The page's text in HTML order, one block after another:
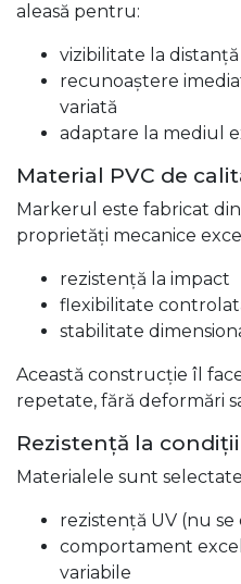
aleasă pentru:
vizibilitate la distanță
recunoaștere
variată
adaptare la mediul
Material PVC de
Markerul este fabricat din
proprietăți mecanice
rezistență la impact
flexibilitate
stabilitate
Această construcție îl
repetate, fără deformări
Rezistență la
Materialele sunt
rezistență UV (nu
comportament
variabile